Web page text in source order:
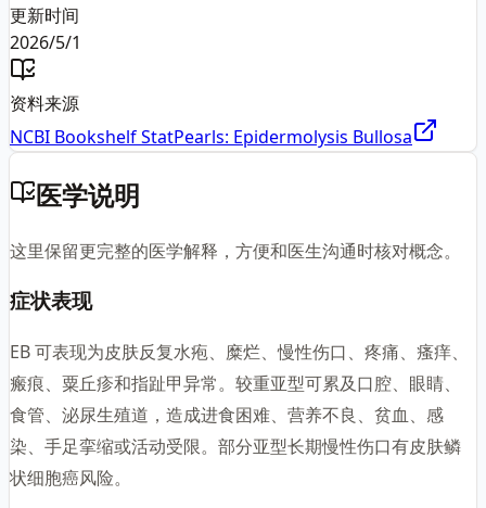
更新时间
2026/5/1
资料来源
NCBI Bookshelf StatPearls: Epidermolysis Bullosa
医学说明
这里保留更完整的医学解释，方便和医生沟通时核对概念。
症状表现
EB 可表现为皮肤反复水疱、糜烂、慢性伤口、疼痛、瘙痒、
瘢痕、粟丘疹和指趾甲异常。较重亚型可累及口腔、眼睛、
食管、泌尿生殖道，造成进食困难、营养不良、贫血、感
染、手足挛缩或活动受限。部分亚型长期慢性伤口有皮肤鳞
状细胞癌风险。